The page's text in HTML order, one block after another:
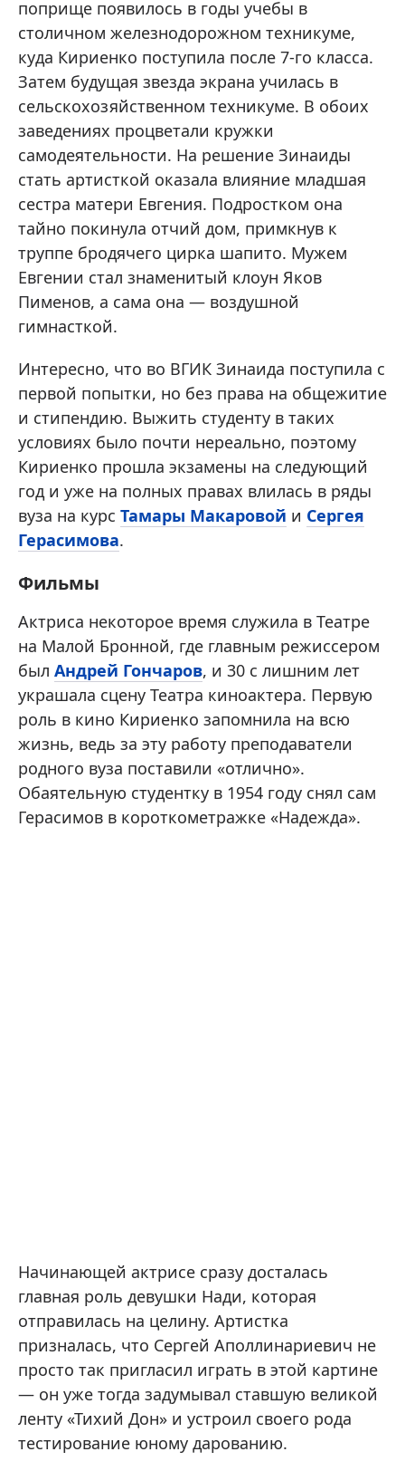
поприще появилось в годы учебы в
столичном железнодорожном техникуме,
куда Кириенко поступила после 7-го класса.
Затем будущая звезда экрана училась в
сельскохозяйственном техникуме. В обоих
заведениях процветали кружки
самодеятельности. На решение Зинаиды
стать артисткой оказала влияние младшая
сестра матери Евгения. Подростком она
тайно покинула отчий дом, примкнув к
труппе бродячего цирка шапито. Мужем
Евгении стал знаменитый клоун Яков
Пименов, а сама она — воздушной
гимнасткой.
Интересно, что во ВГИК Зинаида поступила с
первой попытки, но без права на общежитие
и стипендию. Выжить студенту в таких
условиях было почти нереально, поэтому
Кириенко прошла экзамены на следующий
год и уже на полных правах влилась в ряды
вуза на курс Тамары Макаровой и Сергея
Герасимова.
Фильмы
Актриса некоторое время служила в Театре
на Малой Бронной, где главным режиссером
был Андрей Гончаров, и 30 с лишним лет
украшала сцену Театра киноактера. Первую
роль в кино Кириенко запомнила на всю
жизнь, ведь за эту работу преподаватели
родного вуза поставили «отлично».
Обаятельную студентку в 1954 году снял сам
Герасимов в короткометражке «Надежда».
Начинающей актрисе сразу досталась
главная роль девушки Нади, которая
отправилась на целину. Артистка
призналась, что Сергей Аполлинариевич не
просто так пригласил играть в этой картине
— он уже тогда задумывал ставшую великой
ленту «Тихий Дон» и устроил своего рода
тестирование юному дарованию.